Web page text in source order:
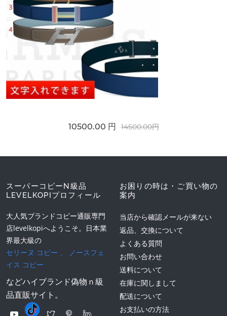
10500.00 円 14500.00円
スーパーコピーN級品
LEVELKOPIプロフィール
大人気ブランドコピー通販専門
店levelkopiへようこそ。日本業
界最大級の
セリーヌ コピー 、
ノースフェ
イス コピー
などハイブランド偽物ｎ級
品直販サイト。
お困りの時は・ご買い物の
案内
当店から確認メールが来ない
返品、交換について
よくある質問
お問い合わせ
送料について
在庫に関しまして
配送について
お支払いの方法